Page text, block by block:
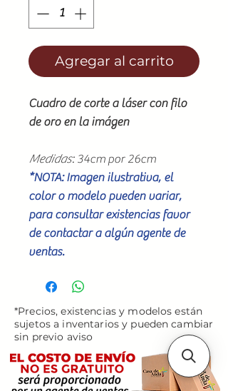
Agregar al carrito
Cuadro de corte a láser con filo
de oro en la imágen
Medidas: 34cm por 26cm
*NOTA: Imagen ilustrativa, el
color o modelo pueden variar,
para consultar existencias favor
de contactar a algún agente de
ventas.
*Precios, existencias y modelos están
sujetos a inventarios y pueden cambiar
sin previo aviso